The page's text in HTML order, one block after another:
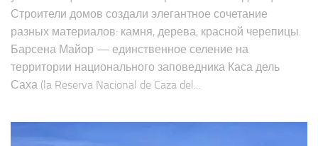
Строители домов создали элегантное сочетание
разных материалов: камня, дерева, красной черепицы.
Барсена Майор — единственное селение на
территории национального заповедника Каса дель
Саха (la Reserva Nacional de Caza del...